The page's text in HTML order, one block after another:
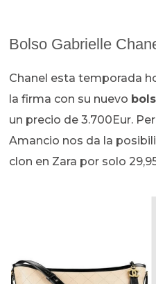
Bolso Gabrielle
Chanel esta temporada
la firma con su nuevo
un precio de 3.700Eur.
Amancio nos da la
clon en Zara por solo